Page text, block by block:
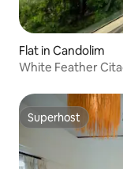
Flat in Candolim
White Feather
Superhost
Superhost